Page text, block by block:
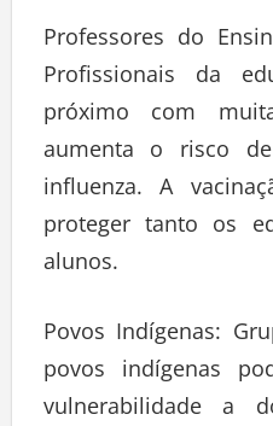
Professores do
Profissionais da
próximo com
aumenta o risco
influenza. A
proteger tanto os
alunos.
Povos Indígenas:
povos indígenas
vulnerabilidade a